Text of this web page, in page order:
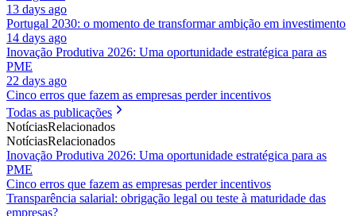
13 days ago
Portugal 2030: o momento de transformar ambição em investimento
14 days ago
Inovação Produtiva 2026: Uma oportunidade estratégica para as
PME
22 days ago
Cinco erros que fazem as empresas perder incentivos
Todas as publicações
NotíciasRelacionados
NotíciasRelacionados
Inovação Produtiva 2026: Uma oportunidade estratégica para as
PME
Cinco erros que fazem as empresas perder incentivos
Transparência salarial: obrigação legal ou teste à maturidade das
empresas?